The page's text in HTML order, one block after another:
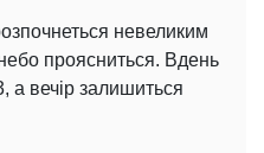
невеликим
проясниться. Вдень
а вечір залишиться